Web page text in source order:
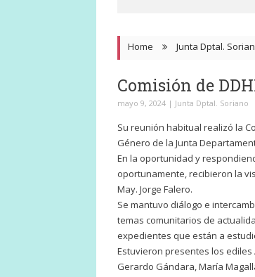
Home Junta Dptal.
Comisión de
mayo 9, 2024 | Junta Dptal. Soriano
Su reunión habitual realizó la
Género de la Junta
En la oportunidad y
oportunamente, recibieron la
May. Jorge Falero.
Se mantuvo diálogo e
temas comunitarios de
expedientes que están a
Estuvieron presentes los ediles
Gerardo Gándara, María